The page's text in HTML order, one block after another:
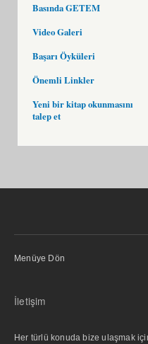
Basında GETEM
Video Galeri
Başarı Öyküleri
Önemli Linkler
Yeni bir kitap okunmasını
talep et
Menüye Dön
İletişim
Her türlü konuda bize ulaşmak